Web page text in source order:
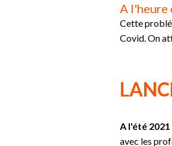
A l'heure
Cette
Covid. On
A l'été
avec les